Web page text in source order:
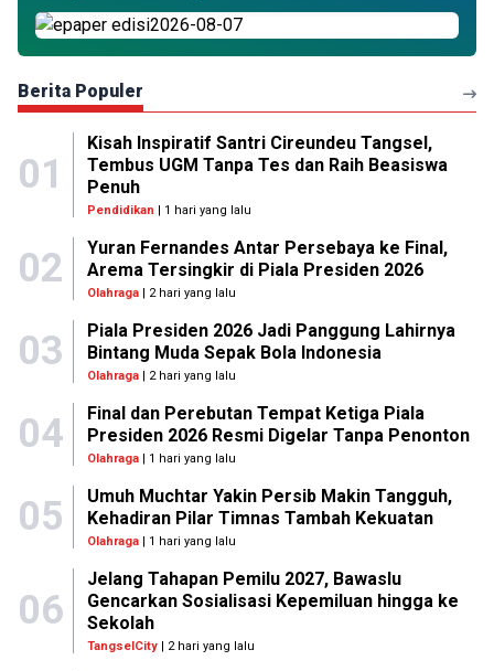
Berita Populer
01
Kisah Inspiratif Santri Cireundeu Tangsel,
Tembus UGM Tanpa Tes dan Raih Beasiswa
Penuh
Pendidikan | 1 hari yang lalu
02
Yuran Fernandes Antar Persebaya ke Final,
Arema Tersingkir di Piala Presiden 2026
Olahraga| 2 hari yang lalu
03
Piala Presiden 2026 Jadi Panggung Lahirnya
Bintang Muda Sepak Bola Indonesia
Olahraga| 2 hari yang lalu
04
Final dan Perebutan Tempat Ketiga Piala
Presiden 2026 Resmi Digelar Tanpa Penonton
Olahraga| 1 hari yang lalu
05
Umuh Muchtar Yakin Persib Makin Tangguh,
Kehadiran Pilar Timnas Tambah Kekuatan
Olahraga| 1 hari yang lalu
06
Jelang Tahapan Pemilu 2027, Bawaslu
Gencarkan Sosialisasi Kepemiluan hingga ke
Sekolah
TangselCity| 2 hari yang lalu